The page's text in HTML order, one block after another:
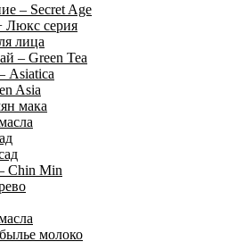
– Secret Age
Люкс серия
лица
– Green Tea
Asiatica
Asia
мака
Chin Min
молоко